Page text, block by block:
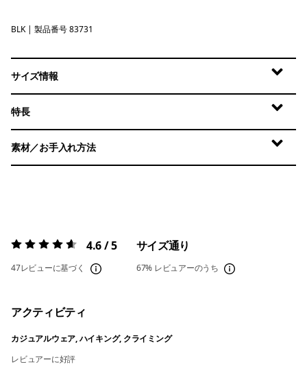
Black
BLK | 製品番号 83731
サイズ情報
特長
素材／お手入れ方法
評価:4.6 / 5 4.6 / 5
47レビューに基づく
サイズ通り
67% レビュアーのうち
アクティビティ
カジュアルウェア, ハイキング, クライミング
レビュアーに好評